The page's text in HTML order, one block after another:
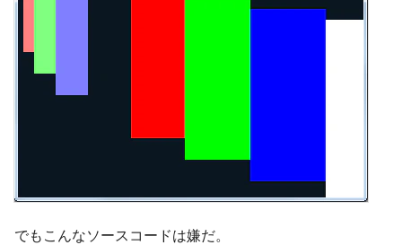
でもこんなソースコードは嫌だ。